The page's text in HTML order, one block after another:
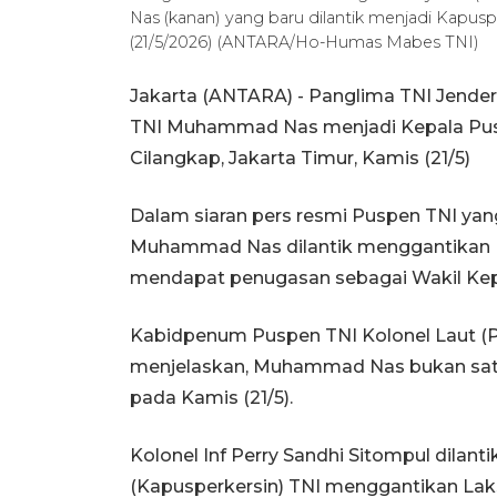
Nas (kanan) yang baru dilantik menjadi
(21/5/2026) (ANTARA/Ho-Humas Mabes TNI)
Jakarta (ANTARA) - Panglima TNI
TNI Muhammad Nas menjadi Kepala
Cilangkap, Jakarta Timur, Kamis (21/5)
Dalam siaran pers resmi Puspen TNI
Muhammad Nas dilantik menggantikan
mendapat penugasan sebagai Wakil
Kabidpenum Puspen TNI Kolonel Laut
menjelaskan, Muhammad Nas bukan
pada Kamis (21/5).
Kolonel Inf Perry Sandhi Sitompul
(Kapusperkersin) TNI menggantikan